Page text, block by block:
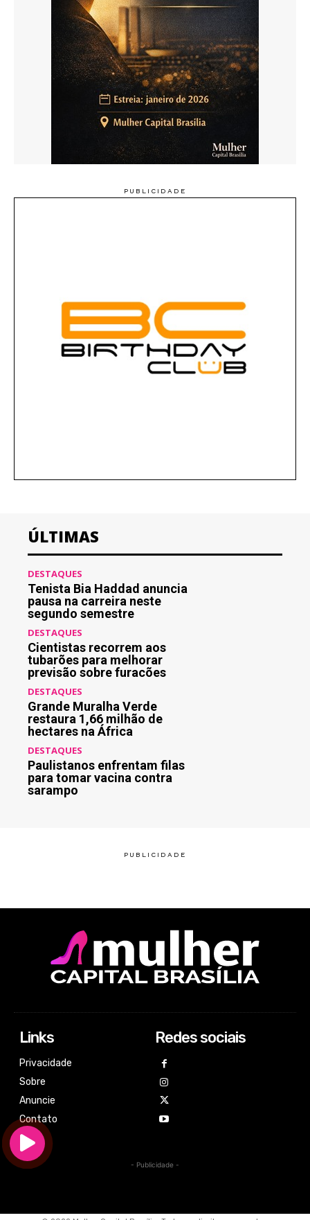
ÚLTIMAS
DESTAQUES
Tenista Bia Haddad anuncia
pausa na carreira neste
segundo semestre
DESTAQUES
Cientistas recorrem aos
tubarões para melhorar
previsão sobre furacões
DESTAQUES
Grande Muralha Verde
restaura 1,66 milhão de
hectares na África
DESTAQUES
Paulistanos enfrentam filas
para tomar vacina contra
sarampo
Links
Privacidade
Sobre
Anuncie
Contato
Redes sociais
- Publicidade -